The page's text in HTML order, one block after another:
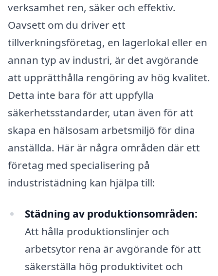
verksamhet ren, säker och effektiv.
Oavsett om du driver ett
tillverkningsföretag, en lagerlokal eller en
annan typ av industri, är det avgörande
att upprätthålla rengöring av hög kvalitet.
Detta inte bara för att uppfylla
säkerhetsstandarder, utan även för att
skapa en hälsosam arbetsmiljö för dina
anställda. Här är några områden där ett
företag med specialisering på
industristädning kan hjälpa till:
Städning av produktionsområden:
Att hålla produktionslinjer och
arbetsytor rena är avgörande för att
säkerställa hög produktivitet och